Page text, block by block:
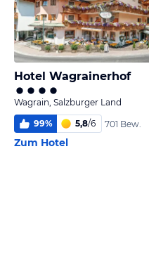
Hotel Wagrainerhof
Wagrain, Salzburger Land
99% 5,8/6 701 Bew.
Zum Hotel